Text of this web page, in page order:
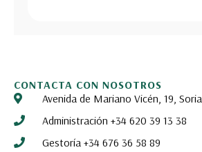
CONTACTA CON NOSOTROS
Avenida de Mariano Vicén, 19, Soria
Administración +34 620 39 13 38
Gestoría +34 676 36 58 89